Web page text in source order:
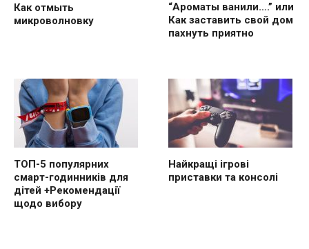
Как отмыть
микроволновку
“Ароматы ванили….” или
Как заставить свой дом
пахнуть приятно
ТОП-5 популярних
смарт-годинників для
дітей +Рекомендації
щодо вибору
Найкращі ігрові
приставки та консолі